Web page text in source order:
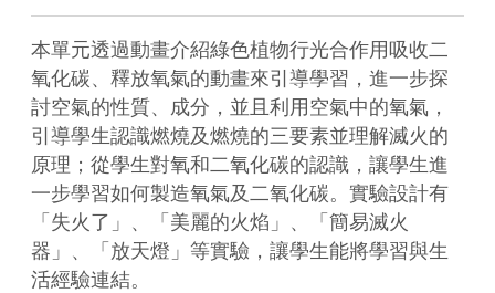
本單元透過動畫介紹綠色植物行光合作用吸收二
氧化碳、釋放氧氣的動畫來引導學習，進一步探
討空氣的性質、成分，並且利用空氣中的氧氣，
引導學生認識燃燒及燃燒的三要素並理解滅火的
原理；從學生對氧和二氧化碳的認識，讓學生進
一步學習如何製造氧氣及二氧化碳。實驗設計有
「失火了」、「美麗的火焰」、「簡易滅火
器」、「放天燈」等實驗，讓學生能將學習與生
活經驗連結。